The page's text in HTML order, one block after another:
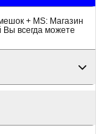
+ MS: Магазин
Вы всегда можете